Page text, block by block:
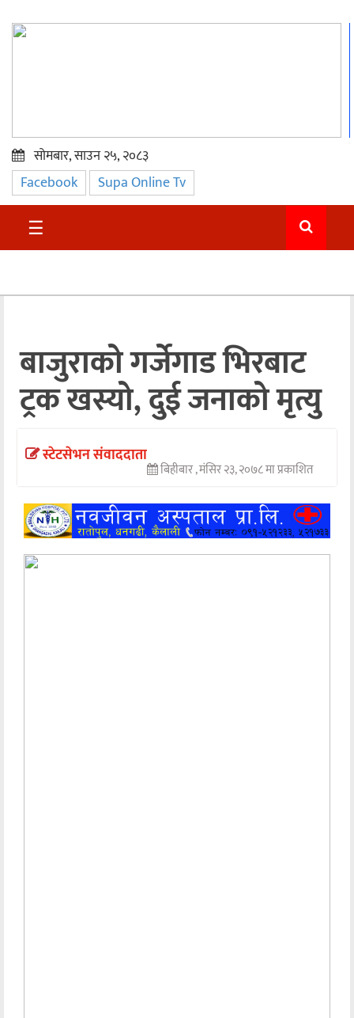
प्रमुख
समाचार
सुदुर
अन्तराष्ट्रिय
अन्तर्वार्ता
अर्थ
खेलकुद
अन्य
सोमबार, साउन २५, २०८३
Facebook Supa Online Tv
☰
बाजुराको गर्जेगाड भिरबाट
ट्रक खस्यो, दुई जनाको मृत्यु
स्टेटसेभन संवाददाता
बिहीबार , मंसिर २३, २०७८ मा प्रकाशित